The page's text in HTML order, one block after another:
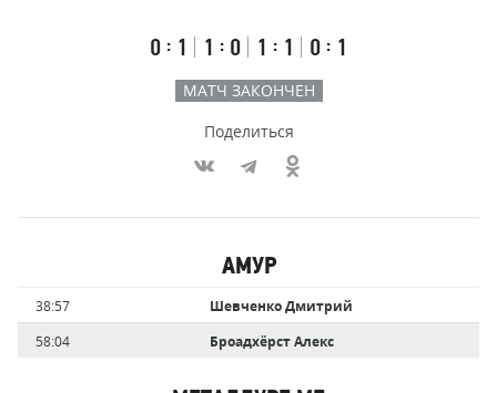
Первый
тайм
0 : 1
Второй
тайм
1 : 0
Третий
тайм
1 : 1 Овертайм
0 : 1
МАТЧ ЗАКОНЧЕН
Поделиться
забившие
голы
АМУР
Время Имя
38:57
Шевченко Дмитрий
58:04
Броадхёрст Алекс